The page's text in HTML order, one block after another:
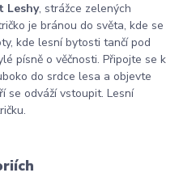
Leshy, strážce zelených
je bránou do světa, kde se
kde lesní bytosti tančí pod
písně o věčnosti. Připojte se k
do srdce lesa a objevte
se odváží vstoupit. Lesní